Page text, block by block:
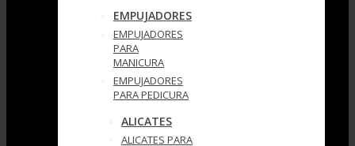
EMPUJADORES
EMPUJADORES
PARA
MANICURA
EMPUJADORES
PARA PEDICURA
ALICATES
ALICATES PARA